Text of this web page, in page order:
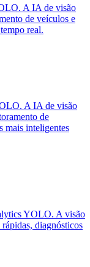
A IA de visão
de veículos e
real.
A IA de visão
de
mais inteligentes
YOLO. A visão
diagnósticos